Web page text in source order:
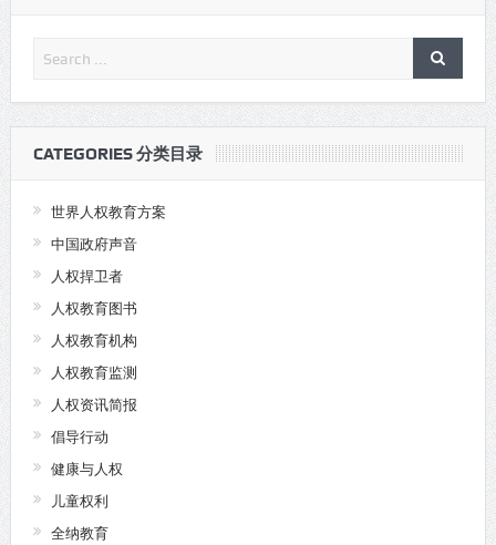
CATEGORIES 分类目录
世界人权教育方案
中国政府声音
人权捍卫者
人权教育图书
人权教育机构
人权教育监测
人权资讯简报
倡导行动
健康与人权
儿童权利
全纳教育